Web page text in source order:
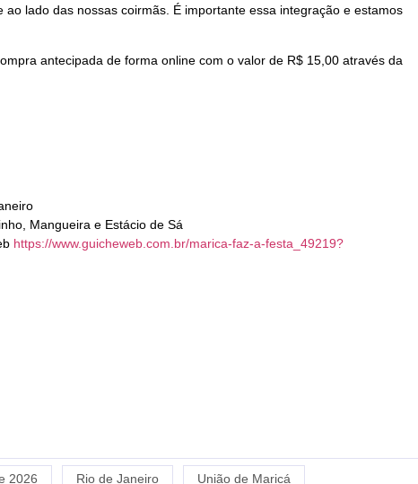
lado das nossas coirmãs. É importante essa integração e estamos
antecipada de forma online com o valor de R$ 15,00 através da
Mangueira e Estácio de Sá
https://www.guicheweb.com.br/marica-faz-a-festa_49219?
2026 Rio de Janeiro União de Maricá